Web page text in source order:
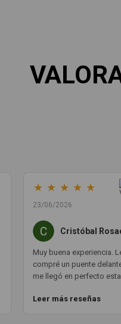
★ ★ ★ ★ ★
23/06/2026
Cristóbal
Muy buena experiencia.
compré un puente
me llegó en perfecto
comunicación por
Leer más reseñas